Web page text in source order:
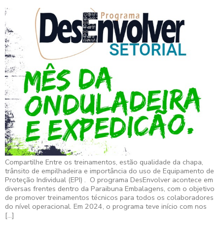
Compartilhe Entre os treinamentos, estão qualidade da chapa,
trânsito de empilhadeira e importância do uso de Equipamento de
Proteção Individual (EPI) . O programa DesEnvolver acontece em
diversas frentes dentro da Paraibuna Embalagens, com o objetivo
de promover treinamentos técnicos para todos os colaboradores
do nível operacional. Em 2024, o programa teve início com nos
[…]